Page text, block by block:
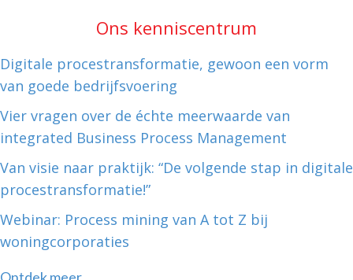
Ons kenniscentrum
Digitale procestransformatie, gewoon een vorm
van goede bedrijfsvoering
Vier vragen over de échte meerwaarde van
integrated Business Process Management
Van visie naar praktijk: “De volgende stap in digitale
procestransformatie!”
Webinar: Process mining van A tot Z bij
woningcorporaties